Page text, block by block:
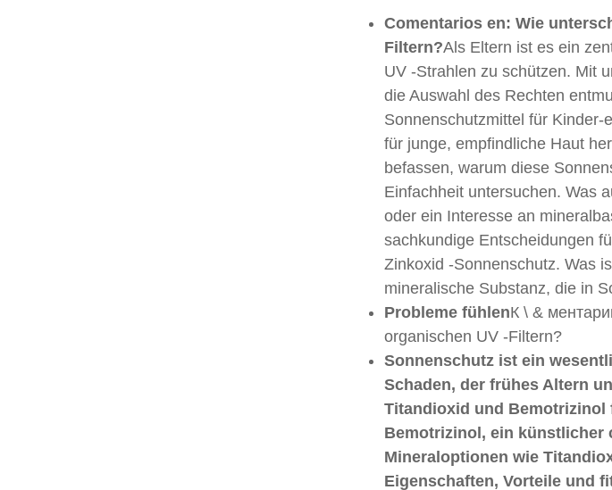
Comentarios en: Wie
Filtern?Als Eltern ist es ein
UV -Strahlen zu schützen. Mit
die Auswahl des Rechten
Sonnenschutzmittel für Kinder-
für junge, empfindliche Haut
befassen, warum diese
Einfachheit untersuchen. Was
oder ein Interesse an
sachkundige Entscheidungen
Zinkoxid -Sonnenschutz. Was
mineralische Substanz, die in
Probleme fühlenК \ &
organischen UV -Filtern?
Sonnenschutz ist ein
Schaden, der frühes Altern
Titandioxid und Bemotrizinol
Bemotrizinol, ein künstlicher
Mineraloptionen wie
Eigenschaften, Vorteile und